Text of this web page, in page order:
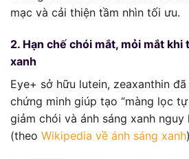
mạc và cải thiện tầm nhìn tối ưu.
2. Hạn chế chói mắt, mỏi mắt khi
xanh
Eye+ sở hữu lutein, zeaxanthin
chứng minh giúp tạo “màng lọc
giảm chói và ánh sáng xanh nguy
(theo Wikipedia về ánh sáng xanh